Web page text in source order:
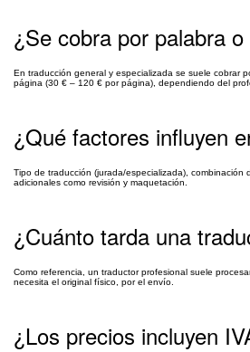
¿Se cobra por palabra
En traducción general y especializada se suele cobrar
página (30 € – 120 € por página), dependiendo del
¿Qué factores influyen
Tipo de traducción (jurada/especializada), combinación
adicionales como revisión y maquetación.
¿Cuánto tarda una
Como referencia, un traductor profesional suele
necesita el original físico, por el envío.
¿Los precios incluyen